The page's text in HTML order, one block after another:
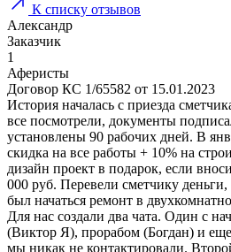
К списку отзывов
Александр
Заказчик
1
Аферисты
Договор КС 1/65582 от 15.01.2023
История началась с приезда
все посмотрели, документы
установлены 90 рабочих дней. В
скидка на все работы + 10% на
дизайн проект в подарок, если
000 руб. Перевели сметчику
был начаться ремонт в
Для нас создали два чата. Один с
(Виктор Я), прорабом (Богдан) и
мы никак не контактировали.